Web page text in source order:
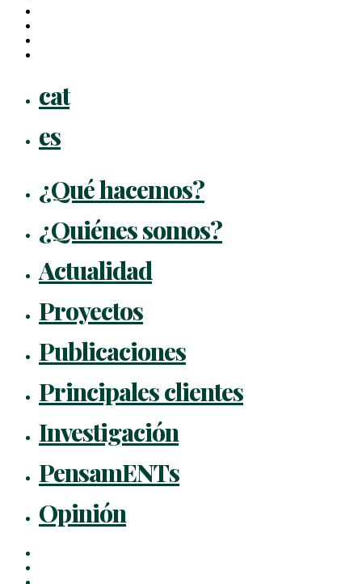
cat
es
¿Qué hacemos?
¿Quiénes somos?
Actualidad
Proyectos
Publicaciones
Principales clientes
Investigación
PensamENTs
Opinión